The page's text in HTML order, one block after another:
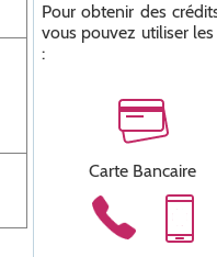
Pour obtenir des
vous pouvez utiliser
:
Carte Bancaire